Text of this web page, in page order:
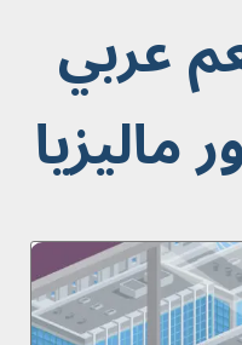
عربي
ماليزيا